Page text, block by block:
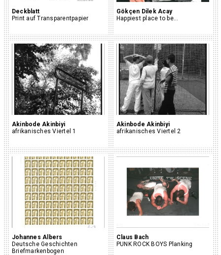
Deckblatt
Print auf Transparentpapier
Gökçen Dilek Acay
Happiest place to be...
Akinbode Akinbiyi
afrikanisches Viertel 1
Akinbode Akinbiyi
afrikanisches Viertel 2
Johannes Albers
Deutsche Geschichten
Briefmarkenbogen
Claus Bach
PUNK ROCK BOYS Planking